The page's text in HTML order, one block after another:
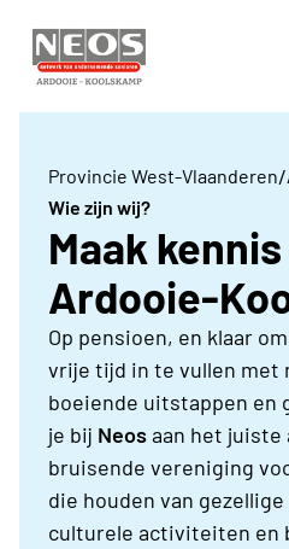
Provincie West-Vlaanderen/
Wie zijn wij?
Maak
Ardooie-
Op pensioen, en klaar
vrije tijd in te vullen met
boeiende uitstappen en
je bij Neosaan het juiste
bruisende vereniging
die houden van
culturele activiteiten en